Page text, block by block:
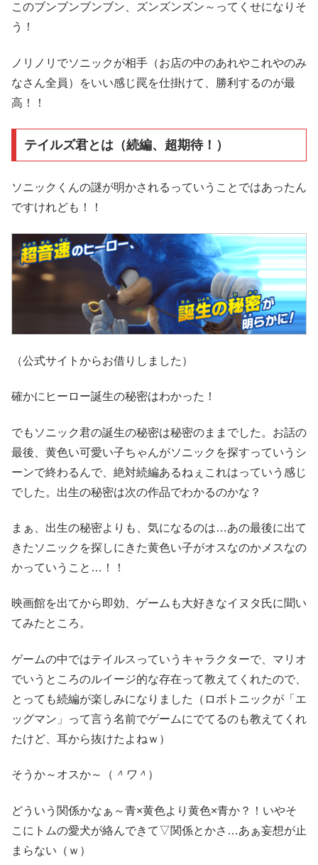
このブンブンブンブン、ズンズンズン～ってくせになりそ
う！
ノリノリでソニックが相手（お店の中のあれやこれやのみ
なさん全員）をいい感じ罠を仕掛けて、勝利するのが最
高！！
テイルズ君とは（続編、超期待！）
ソニックくんの謎が明かされるっていうことではあったん
ですけれども！！
（公式サイトからお借りしました）
確かにヒーロー誕生の秘密はわかった！
でもソニック君の誕生の秘密は秘密のままでした。お話の
最後、黄色い可愛い子ちゃんがソニックを探すっていうシ
ーンで終わるんで、絶対続編あるねぇこれはっていう感じ
でした。出生の秘密は次の作品でわかるのかな？
まぁ、出生の秘密よりも、気になるのは…あの最後に出て
きたソニックを探しにきた黄色い子がオスなのかメスなの
かっていうこと…！！
映画館を出てから即効、ゲームも大好きなイヌタ氏に聞い
てみたところ。
ゲームの中ではテイルスっていうキャラクターで、マリオ
でいうところのルイージ的な存在って教えてくれたので、
とっても続編が楽しみになりました（ロボトニックが「エ
ッグマン」って言う名前でゲームにでてるのも教えてくれ
たけど、耳から抜けたよねｗ）
そうか～オスか～（ ＾ワ＾ ）
どういう関係かなぁ～青×黄色より黄色×青か？！いやそ
こにトムの愛犬が絡んできて▽関係とかさ…あぁ妄想が止
まらない（ｗ）